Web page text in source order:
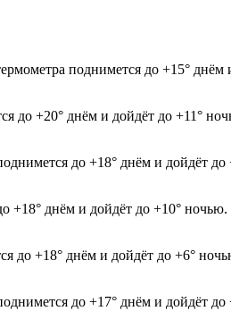
поднимется до +15°
до +20° днём и дойдёт до +11°
до +18° днём и дойдёт
+18° днём и дойдёт до +10°
до +18° днём и дойдёт до +6°
до +17° днём и дойдёт